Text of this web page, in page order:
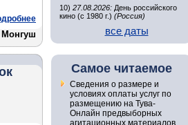
10) 27.08.2026: День российского
кино (с 1980 г.) (Россия)
все даты
Самое читаемое
Сведения о размере и
условиях оплаты услуг по
размещению на Тува-
Онлайн предвыборных
агитационных материалов